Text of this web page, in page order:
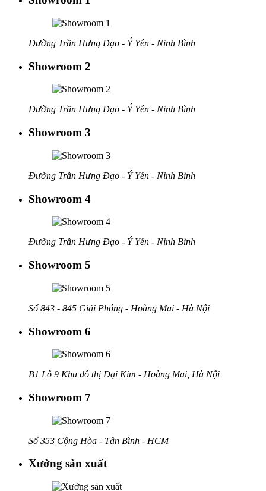
Đường Trần Hưng Đạo - Ý Yên - Ninh Bình
Showroom 2
Đường Trần Hưng Đạo - Ý Yên - Ninh Bình
Showroom 3
Đường Trần Hưng Đạo - Ý Yên - Ninh Bình
Showroom 4
Đường Trần Hưng Đạo - Ý Yên - Ninh Bình
Showroom 5
Số 843 - 845 Giải Phóng - Hoàng Mai - Hà Nội
Showroom 6
B1 Lô 9 Khu đô thị Đại Kim - Hoàng Mai, Hà Nội
Showroom 7
Số 353 Cộng Hòa - Tân Bình - HCM
Xưởng sản xuất